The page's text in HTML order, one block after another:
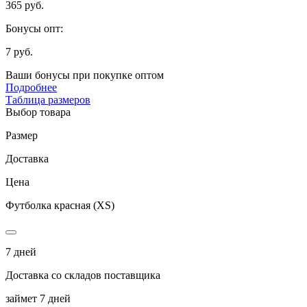
365 руб.
Бонусы опт:
7 руб.
Ваши бонусы при покупке оптом
Подробнее
Таблица размеров
Выбор товара
Размер
Доставка
Цена
Футболка красная (XS)
7 дней
Доставка со складов поставщика
займет 7 дней